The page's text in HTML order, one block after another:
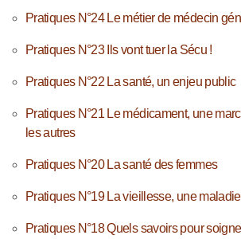
Pratiques N°24 Le métier de médecin
Pratiques N°23 Ils vont tuer la Sécu !
Pratiques N°22 La santé, un enjeu public
Pratiques N°21 Le médicament, une
les autres
Pratiques N°20 La santé des femmes
Pratiques N°19 La vieillesse, une
Pratiques N°18 Quels savoirs pour